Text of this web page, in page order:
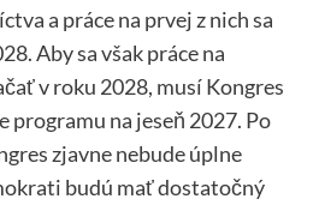
a práce na prvej z nich sa
Aby sa však práce na
v roku 2028, musí Kongres
programu na jeseň 2027. Po
zjavne nebude úplne
budú mať dostatočný